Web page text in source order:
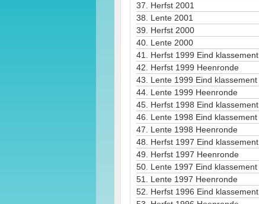
37. Herfst 2001
38. Lente 2001
39. Herfst 2000
40. Lente 2000
41. Herfst 1999 Eind klassement
42. Herfst 1999 Heenronde
43. Lente 1999 Eind klassement
44. Lente 1999 Heenronde
45. Herfst 1998 Eind klassement
46. Lente 1998 Eind klassement
47. Lente 1998 Heenronde
48. Herfst 1997 Eind klassement
49. Herfst 1997 Heenronde
50. Lente 1997 Eind klassement
51. Lente 1997 Heenronde
52. Herfst 1996 Eind klassement